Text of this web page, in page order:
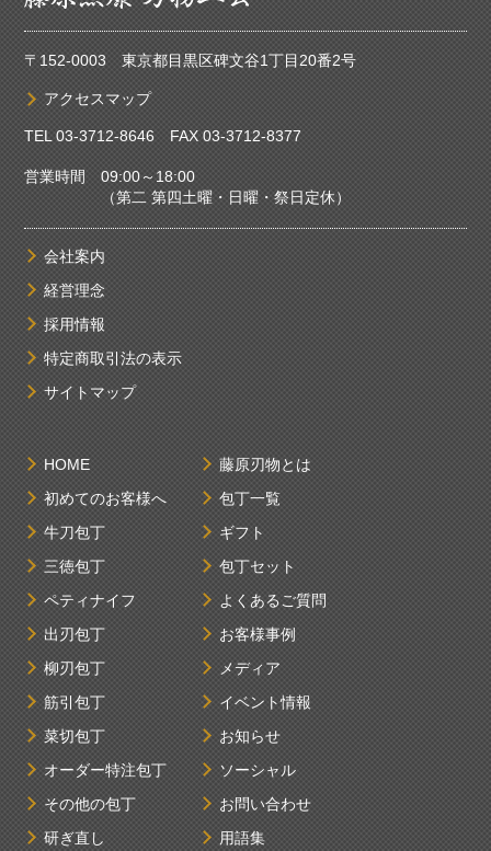
〒152-0003 東京都目黒区碑文谷1丁目20番2号
アクセスマップ
TEL03-3712-8646FAX 03-3712-8377
営業時間 09:00～18:00
（第二 第四土曜・日曜・祭日定休）
会社案内
経営理念
採用情報
特定商取引法の表示
サイトマップ
HOME
初めてのお客様へ
牛刀包丁
三徳包丁
ペティナイフ
出刃包丁
柳刃包丁
筋引包丁
菜切包丁
オーダー特注包丁
その他の包丁
研ぎ直し
藤原刃物とは
包丁一覧
ギフト
包丁セット
よくあるご質問
お客様事例
メディア
イベント情報
お知らせ
ソーシャル
お問い合わせ
用語集